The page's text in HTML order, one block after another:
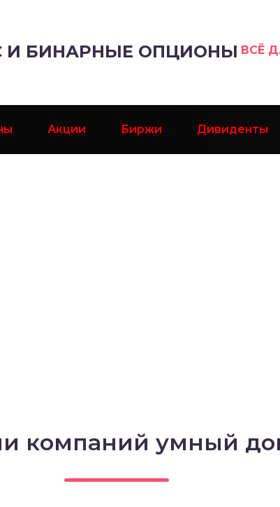
И БИНАРНЫЕ ОПЦИОНЫ ВСЁ
Акции Биржи Дивиденты
компаний умный